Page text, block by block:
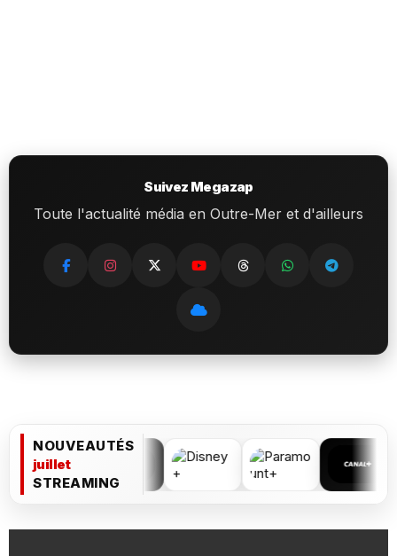
Suivez Megazap
Toute l'actualité média en Outre-Mer et d'ailleurs
NOUVEAUTÉS
juillet
STREAMING